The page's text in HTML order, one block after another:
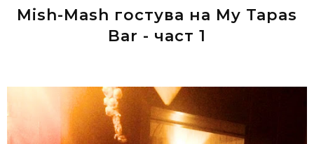
Mish-Mash гостува на My Tapas
Bar - част 1